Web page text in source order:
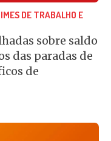
DE TRABALHO E
sobre saldo
das paradas de
de